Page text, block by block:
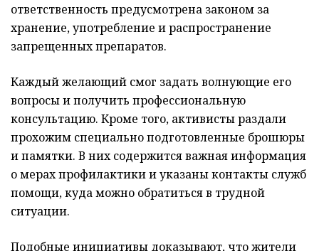
ответственность предусмотрена законом за
хранение, употребление и распространение
запрещенных препаратов.
Каждый желающий смог задать волнующие его
вопросы и получить профессиональную
консультацию. Кроме того, активисты раздали
прохожим специально подготовленные брошюры
и памятки. В них содержится важная информация
о мерах профилактики и указаны контакты служб
помощи, куда можно обратиться в трудной
ситуации.
Подобные инициативы доказывают, что жители